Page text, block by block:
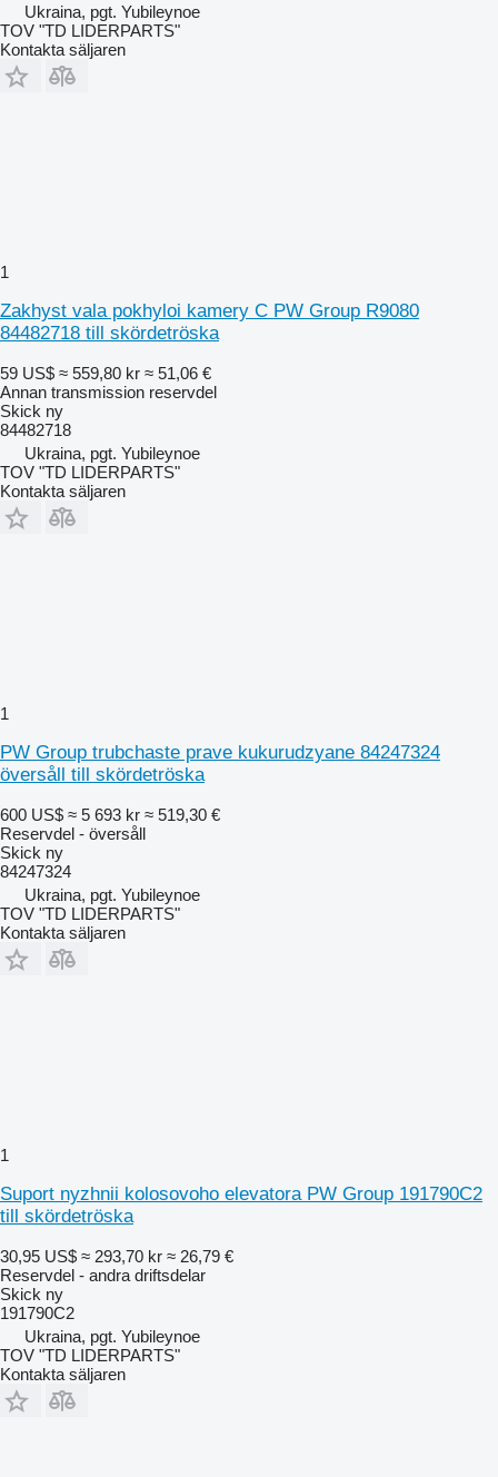
Ukraina, pgt. Yubileynoe
TOV "TD LIDERPARTS"
Kontakta säljaren
1
Zakhyst vala pokhyloi kamery C PW Group R9080
84482718 till skördetröska
59 US$ ≈ 559,80 kr ≈ 51,06 €
Annan transmission reservdel
Skick ny
84482718
Ukraina, pgt. Yubileynoe
TOV "TD LIDERPARTS"
Kontakta säljaren
1
PW Group trubchaste prave kukurudzyane 84247324
översåll till skördetröska
600 US$ ≈ 5 693 kr ≈ 519,30 €
Reservdel - översåll
Skick ny
84247324
Ukraina, pgt. Yubileynoe
TOV "TD LIDERPARTS"
Kontakta säljaren
1
Suport nyzhnii kolosovoho elevatora PW Group 191790C2
till skördetröska
30,95 US$ ≈ 293,70 kr ≈ 26,79 €
Reservdel - andra driftsdelar
Skick ny
191790C2
Ukraina, pgt. Yubileynoe
TOV "TD LIDERPARTS"
Kontakta säljaren